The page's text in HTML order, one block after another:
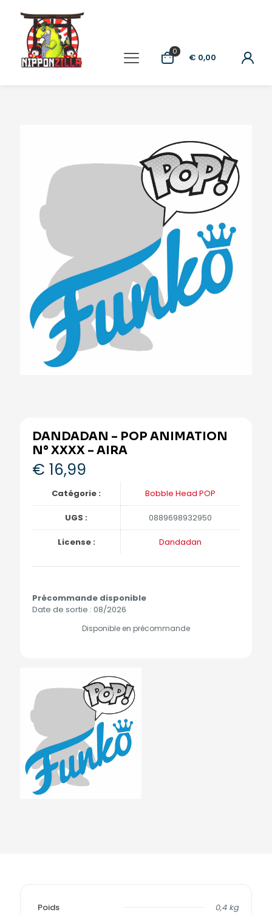
0
€ 0,00
DANDADAN – POP ANIMATION
N° XXXX – AIRA
€ 16,99
Catégorie : Bobble Head POP
UGS : 0889698932950
License : Dandadan
Précommande disponible
Date de sortie : 08/2026
Disponible en précommande
Poids
0,4 kg